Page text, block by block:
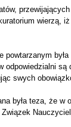
wierzą,
powtarzanym
odpowiedzialni
swych
była teza, że